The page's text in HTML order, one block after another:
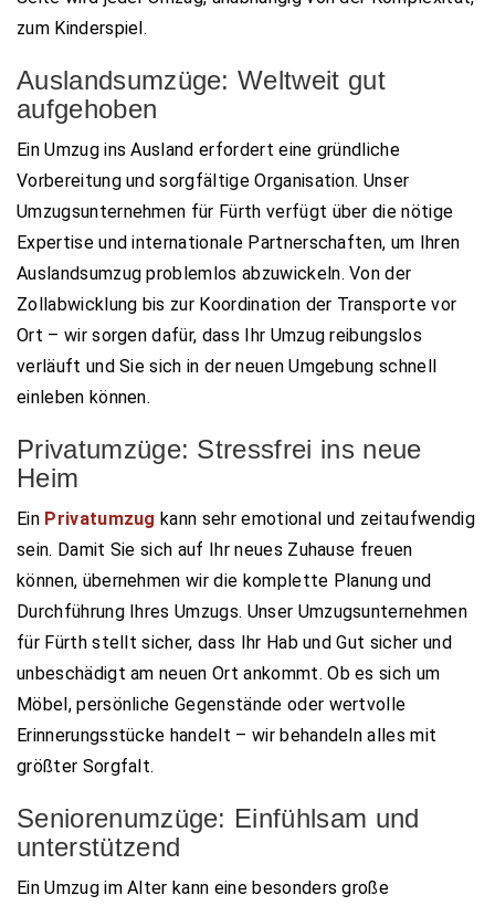
zum Kinderspiel.
Auslandsumzüge: Weltweit gut
aufgehoben
Ein Umzug ins Ausland erfordert eine gründliche
Vorbereitung und sorgfältige Organisation. Unser
Umzugsunternehmen für Fürth verfügt über die nötige
Expertise und internationale Partnerschaften, um Ihren
Auslandsumzug problemlos abzuwickeln. Von der
Zollabwicklung bis zur Koordination der Transporte vor
Ort – wir sorgen dafür, dass Ihr Umzug reibungslos
verläuft und Sie sich in der neuen Umgebung schnell
einleben können.
Privatumzüge: Stressfrei ins neue
Heim
Ein Privatumzug kann sehr emotional und zeitaufwendig
sein. Damit Sie sich auf Ihr neues Zuhause freuen
können, übernehmen wir die komplette Planung und
Durchführung Ihres Umzugs. Unser Umzugsunternehmen
für Fürth stellt sicher, dass Ihr Hab und Gut sicher und
unbeschädigt am neuen Ort ankommt. Ob es sich um
Möbel, persönliche Gegenstände oder wertvolle
Erinnerungsstücke handelt – wir behandeln alles mit
größter Sorgfalt.
Seniorenumzüge: Einfühlsam und
unterstützend
Ein Umzug im Alter kann eine besonders große